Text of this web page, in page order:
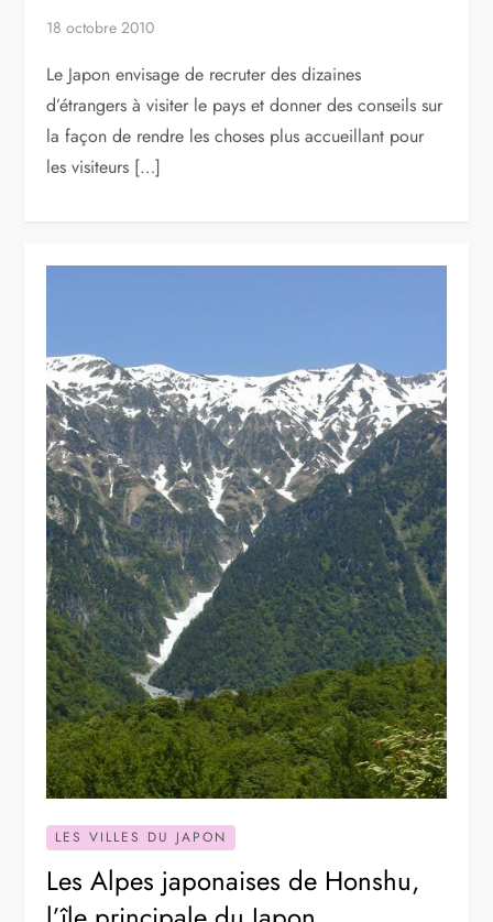
18 octobre 2010
Le Japon envisage de recruter des dizaines
d’étrangers à visiter le pays et donner des conseils sur
la façon de rendre les choses plus accueillant pour
les visiteurs […]
LES VILLES DU JAPON
Les Alpes japonaises de Honshu,